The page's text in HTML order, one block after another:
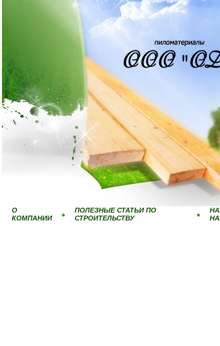
О
КОМПАНИИ
ПОЛЕЗНЫЕ СТАТЬИ ПО
СТРОИТЕЛЬСТВУ